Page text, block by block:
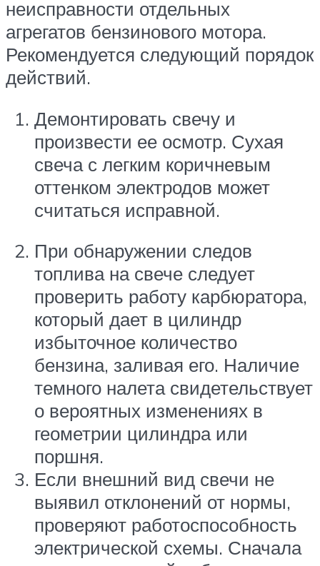
неисправности отдельных
агрегатов бензинового мотора.
Рекомендуется следующий порядок
действий.
Демонтировать свечу и
произвести ее осмотр. Сухая
свеча с легким коричневым
оттенком электродов может
считаться исправной.
При обнаружении следов
топлива на свече следует
проверить работу карбюратора,
который дает в цилиндр
избыточное количество
бензина, заливая его. Наличие
темного налета свидетельствует
о вероятных изменениях в
геометрии цилиндра или
поршня.
Если внешний вид свечи не
выявил отклонений от нормы,
проверяют работоспособность
электрической схемы. Сначала